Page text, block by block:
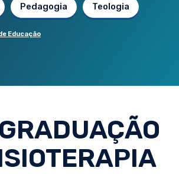
Pedagogia Teologia
Educação